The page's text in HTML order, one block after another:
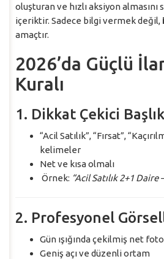
oluşturan ve hızlı aksiyon
içeriktir. Sadece bilgi vermek değil,
amaçtır.
2026’da Güçlü
Kuralı
1. Dikkat Çekici Başlık
“Acil Satılık”, “Fırsat”,
kelimeler
Net ve kısa olmalı
Örnek: “Acil Satılık 2+1 Daire
2. Profesyonel
Gün ışığında çekilmiş net
Geniş açı ve düzenli ortam